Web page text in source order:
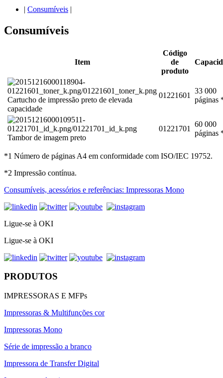
| Consumíveis |
Consumíveis
Item
Código
de
produto
Cartucho de impressão preto de elevada
capacidade
01221601
33 000
páginas
Tambor de imagem preto
01221701
60 000
páginas
*1 Número de páginas A4 em conformidade com ISO/IEC 19752.
*2 Impressão contínua.
Consumíveis, acessórios e referências: Impressoras Mono
Ligue-se à OKI
Ligue-se à OKI
PRODUTOS
IMPRESSORAS E MFPs
Impressoras & Multifunções cor
Impressoras Mono
Série de impressão a branco
Impressora de Transfer Digital